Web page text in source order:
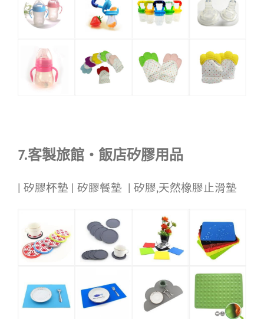
7.客製旅館・飯店矽膠用品
| 矽膠杯墊 | 矽膠餐墊 | 矽膠,天然橡膠止滑墊